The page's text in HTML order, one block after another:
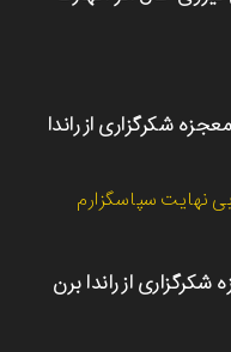
کتاب صوتی و PDF معجزه شکرگزاری از راندا
نهایت سپاسگزارم